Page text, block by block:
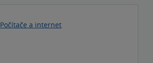
Počítače a internet